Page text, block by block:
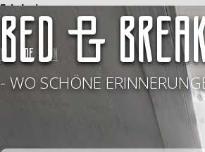
Erlebnisse
Kontakt
NL DE EN
BED &
- WO SCHÖNE